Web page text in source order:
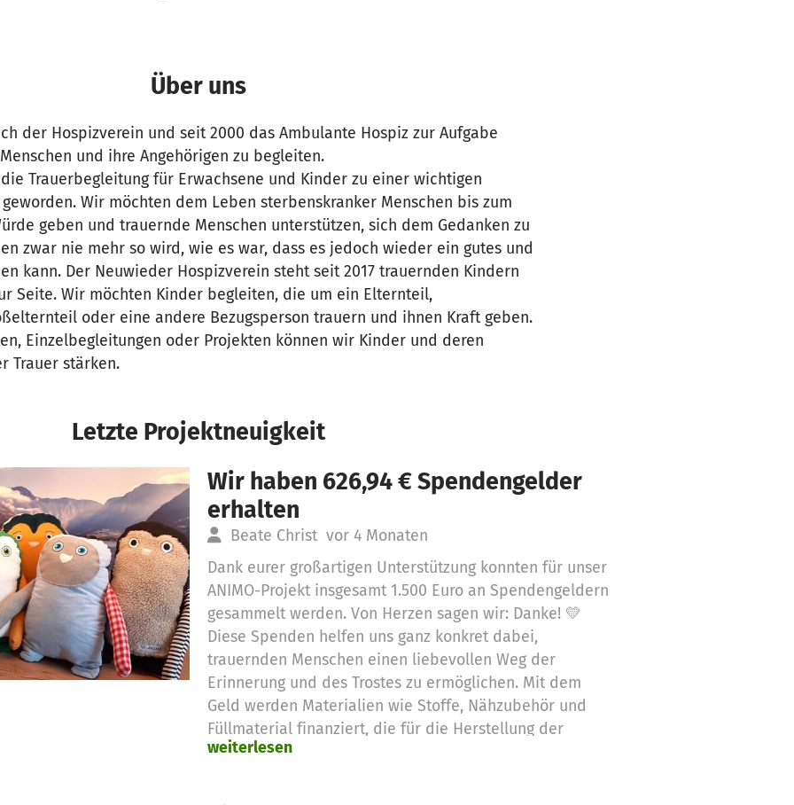
Über uns
der Hospizverein und seit 2000 das Ambulante Hospiz zur Aufgabe
und ihre Angehörigen zu begleiten.
Trauerbegleitung für Erwachsene und Kinder zu einer wichtigen
Wir möchten dem Leben sterbenskranker Menschen bis zum
geben und trauernde Menschen unterstützen, sich dem Gedanken zu
zwar nie mehr so wird, wie es war, dass es jedoch wieder ein gutes und
kann. Der Neuwieder Hospizverein steht seit 2017 trauernden Kindern
Seite. Wir möchten Kinder begleiten, die um ein Elternteil,
oder eine andere Bezugsperson trauern und ihnen Kraft geben.
Einzelbegleitungen oder Projekten können wir Kinder und deren
Trauer stärken.
Letzte Projektneuigkeit
Wir haben 626,94 € Spendengelder
erhalten
Beate Christ vor 4 Monaten
Dank eurer großartigen Unterstützung konnten für unser
ANIMO-Projekt insgesamt 1.500 Euro an Spendengeldern
gesammelt werden. Von Herzen sagen wir: Danke! 💛
Diese Spenden helfen uns ganz konkret dabei,
trauernden Menschen einen liebevollen Weg der
Erinnerung und des Trostes zu ermöglichen. Mit dem
Geld werden Materialien wie Stoffe, Nähzubehör und
Füllmaterial finanziert, die für die Herstellung der
individuellen ANIMOS benötigt werden. So können aus
weiterlesen